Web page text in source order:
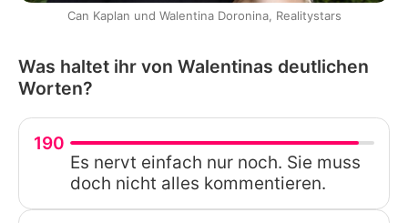
Can Kaplan und Walentina Doronina, Realitystars
Was haltet ihr von Walentinas deutlichen
Worten?
190
Es nervt einfach nur noch. Sie muss
doch nicht alles kommentieren.